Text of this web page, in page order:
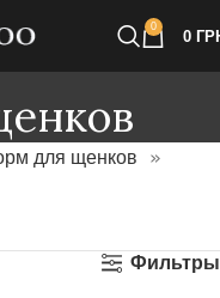
0
0
для щенков
»
Фильтры